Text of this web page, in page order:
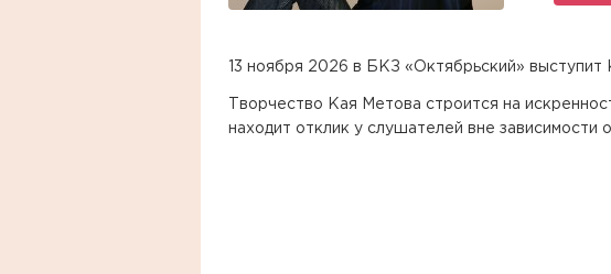
13 ноября 2026 в БКЗ «Октябрьский» выступит
Творчество Кая Метова строится на
находит отклик у слушателей вне зависимости